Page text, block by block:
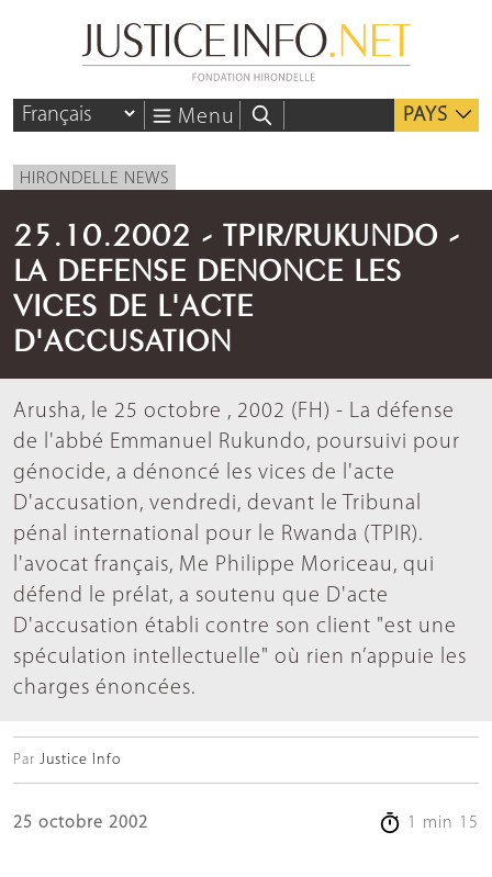
Menu PAYS
HIRONDELLE NEWS
25.10.2002 - TPIR/RUKUNDO -
LA DEFENSE DENONCE LES
VICES DE L'ACTE
D'ACCUSATION
Arusha, le 25 octobre , 2002 (FH) - La défense
de l'abbé Emmanuel Rukundo, poursuivi pour
génocide, a dénoncé les vices de l'acte
D'accusation, vendredi, devant le Tribunal
pénal international pour le Rwanda (TPIR).
l'avocat français, Me Philippe Moriceau, qui
défend le prélat, a soutenu que D'acte
D'accusation établi contre son client "est une
spéculation intellectuelle" où rien n’appuie les
charges énoncées.
Par Justice Info
25 octobre 2002 1 min 15